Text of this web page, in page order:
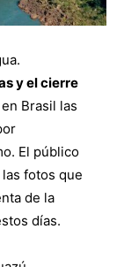
y el cierre
Brasil las
El público
fotos que
de la
días.